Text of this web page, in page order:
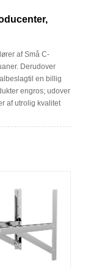
af Små C-
Derudover
en billig
engros; udover
af utrolig kvalitet